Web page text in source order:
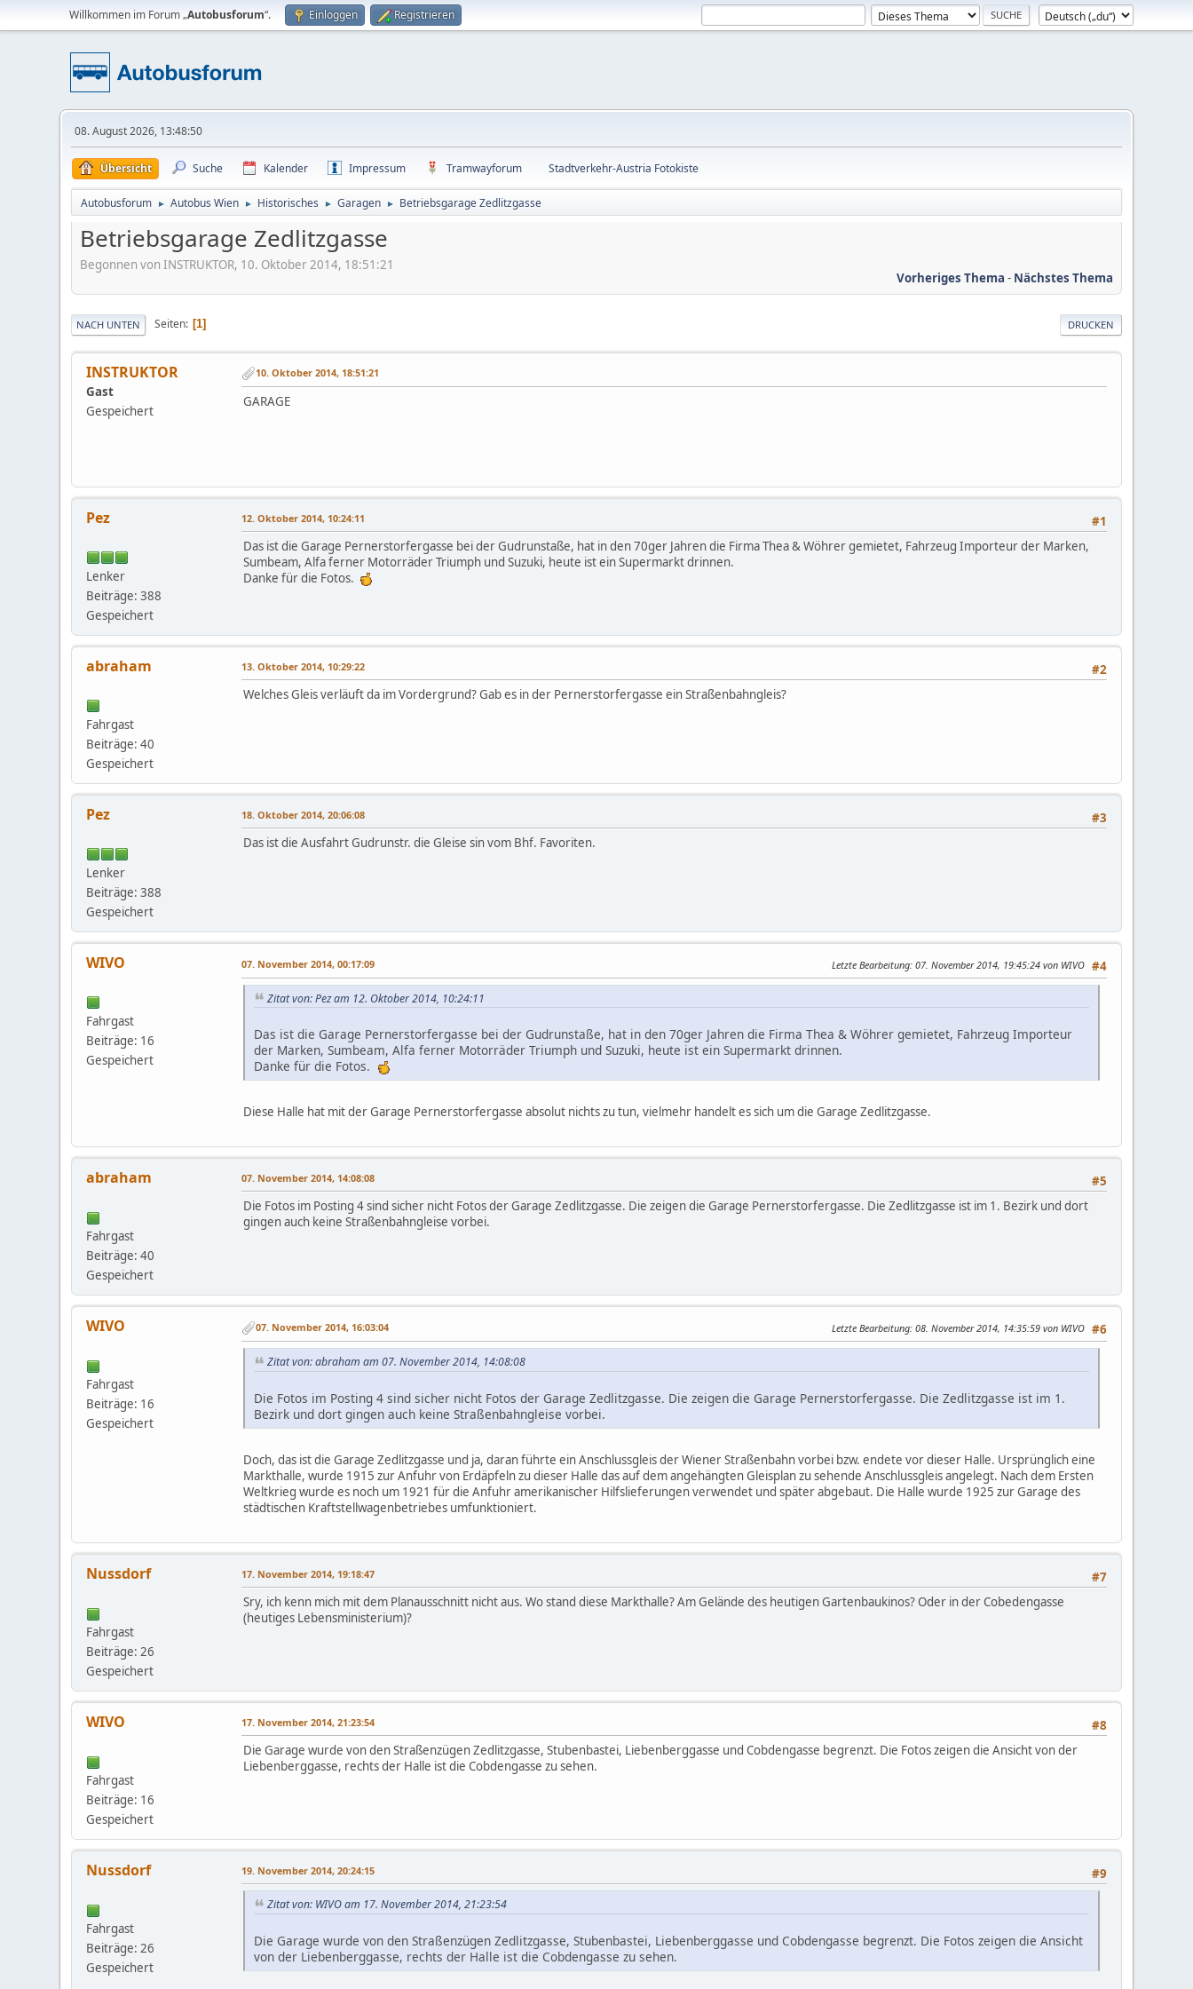
Willkommen im Forum „Autobusforum“. Einloggen Registrieren
08. August 2026, 13:48:50
Übersicht Suche Kalender Impressum Tramwayforum Stadtverkehr-Austria Fotokiste
Autobusforum ► Autobus Wien ► Historisches ► Garagen ► Betriebsgarage Zedlitzgasse
Betriebsgarage Zedlitzgasse
Begonnen von INSTRUKTOR, 10. Oktober 2014, 18:51:21
Vorheriges Thema - Nächstes Thema
DRUCKEN
NACH UNTEN Seiten 1
INSTRUKTOR
Gast
Gespeichert
10. Oktober 2014, 18:51:21
GARAGE
Pez
Lenker
Beiträge: 388
Gespeichert
#1
12. Oktober 2014, 10:24:11
Das ist die Garage Pernerstorfergasse bei der Gudrunstaße, hat in den 70ger Jahren die Firma Thea & Wöhrer gemietet, Fahrzeug Importeur der Marken,
Sumbeam, Alfa ferner Motorräder Triumph und Suzuki, heute ist ein Supermarkt drinnen.
Danke für die Fotos.
abraham
Fahrgast
Beiträge: 40
Gespeichert
#2
13. Oktober 2014, 10:29:22
Welches Gleis verläuft da im Vordergrund? Gab es in der Pernerstorfergasse ein Straßenbahngleis?
Pez
Lenker
Beiträge: 388
Gespeichert
#3
18. Oktober 2014, 20:06:08
Das ist die Ausfahrt Gudrunstr. die Gleise sin vom Bhf. Favoriten.
WIVO
Fahrgast
Beiträge: 16
Gespeichert
#4
07. November 2014, 00:17:09 Letzte Bearbeitung: 07. November 2014, 19:45:24 von WIVO
Zitat von: Pez am 12. Oktober 2014, 10:24:11
Das ist die Garage Pernerstorfergasse bei der Gudrunstaße, hat in den 70ger Jahren die Firma Thea & Wöhrer gemietet, Fahrzeug Importeur
der Marken, Sumbeam, Alfa ferner Motorräder Triumph und Suzuki, heute ist ein Supermarkt drinnen.
Danke für die Fotos.
Diese Halle hat mit der Garage Pernerstorfergasse absolut nichts zu tun, vielmehr handelt es sich um die Garage Zedlitzgasse.
abraham
Fahrgast
Beiträge: 40
Gespeichert
#5
07. November 2014, 14:08:08
Die Fotos im Posting 4 sind sicher nicht Fotos der Garage Zedlitzgasse. Die zeigen die Garage Pernerstorfergasse. Die Zedlitzgasse ist im 1. Bezirk und dort
gingen auch keine Straßenbahngleise vorbei.
WIVO
Fahrgast
Beiträge: 16
Gespeichert
#6
07. November 2014, 16:03:04 Letzte Bearbeitung: 08. November 2014, 14:35:59 von WIVO
Zitat von: abraham am 07. November 2014, 14:08:08
Die Fotos im Posting 4 sind sicher nicht Fotos der Garage Zedlitzgasse. Die zeigen die Garage Pernerstorfergasse. Die Zedlitzgasse ist im 1.
Bezirk und dort gingen auch keine Straßenbahngleise vorbei.
Doch, das ist die Garage Zedlitzgasse und ja, daran führte ein Anschlussgleis der Wiener Straßenbahn vorbei bzw. endete vor dieser Halle. Ursprünglich eine
Markthalle, wurde 1915 zur Anfuhr von Erdäpfeln zu dieser Halle das auf dem angehängten Gleisplan zu sehende Anschlussgleis angelegt. Nach dem Ersten
Weltkrieg wurde es noch um 1921 für die Anfuhr amerikanischer Hilfslieferungen verwendet und später abgebaut. Die Halle wurde 1925 zur Garage des
städtischen Kraftstellwagenbetriebes umfunktioniert.
Nussdorf
Fahrgast
Beiträge: 26
Gespeichert
#7
17. November 2014, 19:18:47
Sry, ich kenn mich mit dem Planausschnitt nicht aus. Wo stand diese Markthalle? Am Gelände des heutigen Gartenbaukinos? Oder in der Cobedengasse
(heutiges Lebensministerium)?
WIVO
Fahrgast
Beiträge: 16
Gespeichert
#8
17. November 2014, 21:23:54
Die Garage wurde von den Straßenzügen Zedlitzgasse, Stubenbastei, Liebenberggasse und Cobdengasse begrenzt. Die Fotos zeigen die Ansicht von der
Liebenberggasse, rechts der Halle ist die Cobdengasse zu sehen.
Nussdorf
Fahrgast
Beiträge: 26
Gespeichert
#9
19. November 2014, 20:24:15
Zitat von: WIVO am 17. November 2014, 21:23:54
Die Garage wurde von den Straßenzügen Zedlitzgasse, Stubenbastei, Liebenberggasse und Cobdengasse begrenzt. Die Fotos zeigen die Ansicht
von der Liebenberggasse, rechts der Halle ist die Cobdengasse zu sehen.